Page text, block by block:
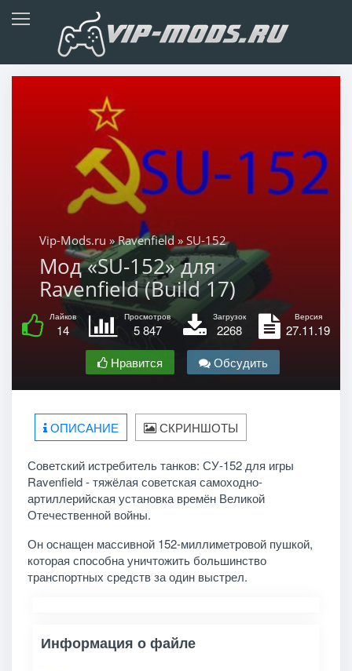
Vip-Mods.ru »Ravenfield» SU-152
Мод «SU-152» для
Ravenfield (Build 17)
Лайков
14
Просмотров
5 847
Загрузок
2268
Версия
27.11.19
Нравится
Обсудить
ОПИСАНИЕ СКРИНШОТЫ
Советский истребитель танков: СУ-152 для игры
Ravenfield - тяжёлая советская самоходно-
артиллерийская установка времён Великой
Отечественной войны.
Он оснащен массивной 152-миллиметровой пушкой,
которая способна уничтожить большинство
транспортных средств за один выстрел.
Информация о файле